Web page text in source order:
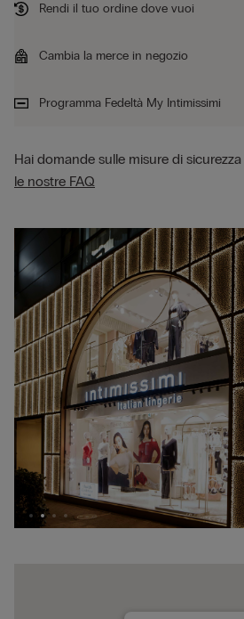
Rendi il tuo ordine dove vuoi
Cambia la merce in negozio
Programma Fedeltà My Intimissimi
Hai domande sulle misure di
le nostre FAQ